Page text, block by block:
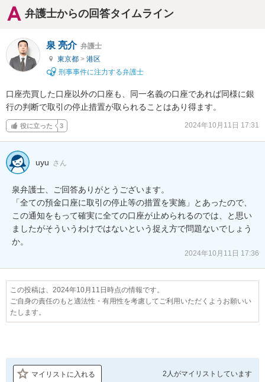
弁護士からの回答タイムライン
泉 亮介 弁護士
東京都 > 港区
刑事事件に注力する弁護士
口座売買した口座以外の口座も、同一名義の口座であれば同様に銀
行の判断で取引の停止措置が取られることはあり得ます。
役に立った 3 2024年10月11日 17:31
uyu さん
泉弁護士、ご回答ありがとうございます。
「全ての預金口座に取引の停止等の措置を実施」とあったので、
この通知をもって確実に全ての口座が止められるのでは、と思い
ましたがそういうわけではないという捉え方で問題ないでしょう
か。
2024年10月11日 17:36
この投稿は、2024年10月11日時点の情報です。
ご自身の責任のもと適法性・有用性を考慮してご利用いただくようお願いい
たします。
マイリストに入れる 2人がマイリストしています